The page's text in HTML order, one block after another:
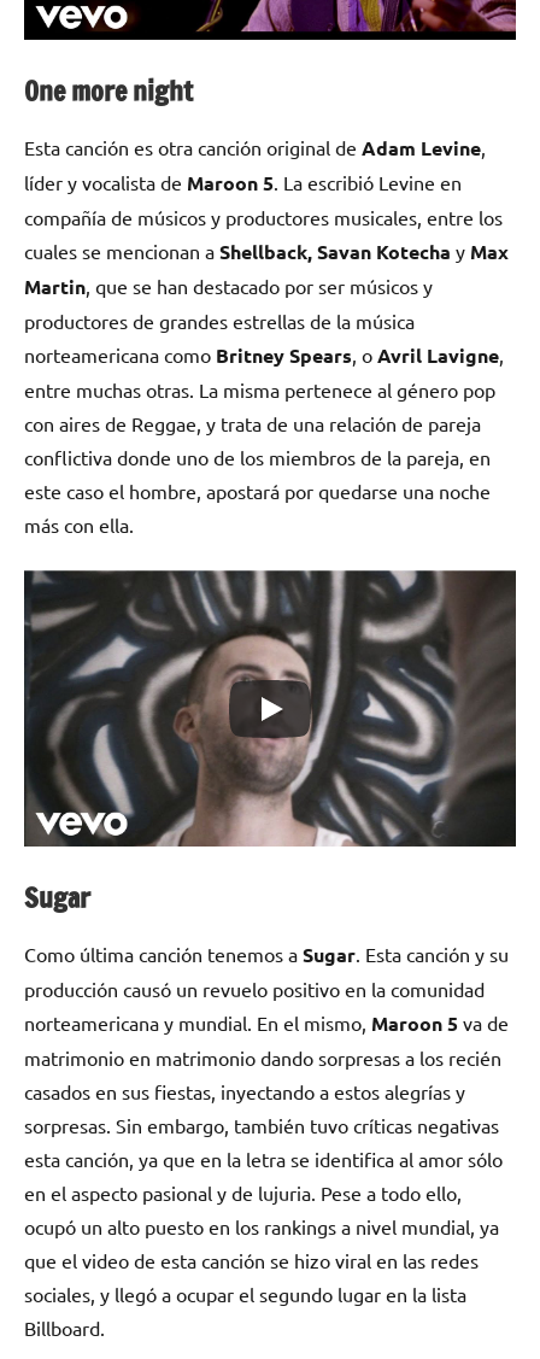
One more night
Esta canción es otra canción original de Adam Levine
líder y vocalista de Maroon 5 . La escribió Levine en
compañía de músicos y productores musicales, entre los
cuales se mencionan a Shellback, Savan Kotecha y Max
Martin , que se han destacado por ser músicos y
productores de grandes estrellas de la música
norteamericana como Britney Spears , o Avril Lavigne
entre muchas otras. La misma pertenece al género pop
con aires de Reggae, y trata de una relación de pareja
conflictiva donde uno de los miembros de la pareja, en
este caso el hombre, apostará por quedarse una noche
más con ella.
Sugar
Como última canción tenemos a Sugar . Esta canción y su
producción causó un revuelo positivo en la comunidad
norteamericana y mundial. En el mismo, Maroon 5 va de
matrimonio en matrimonio dando sorpresas a los recién
casados en sus fiestas, inyectando a estos alegrías y
sorpresas. Sin embargo, también tuvo críticas negativas
esta canción, ya que en la letra se identifica al amor sólo
en el aspecto pasional y de lujuria. Pese a todo ello,
ocupó un alto puesto en los rankings a nivel mundial, ya
que el video de esta canción se hizo viral en las redes
sociales, y llegó a ocupar el segundo lugar en la lista
Billboard.